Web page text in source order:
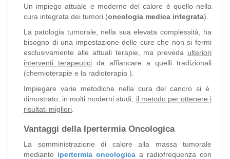
Un impiego attuale e moderno del calore è quello nella
cura integrata dei tumori (oncologia medica integrata).
La patologia tumorale, nella sua elevata complessità, ha
bisogno di una impostazione delle cure che non si fermi
esclusivamente alle attuali terapie, ma preveda ulteriori
interventi terapeutici da affiancare a quelli tradizionali
(chemioterapie e la radioterapia ).
Impiegare varie metodiche nella cura del cancro si è
dimostrato, in molti moderni studi, il metodo per ottenere i
risultati migliori
Vantaggi della Ipertermia Oncologica
La somministrazione di calore alla massa tumorale
mediante ipertermia oncologica a radiofrequenza con